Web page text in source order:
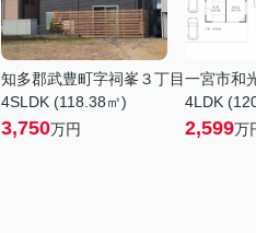
知多郡武豊町字祠峯３丁目
4SLDK (118.38㎡)
3,750万円
一宮市和
4LDK
2,599万